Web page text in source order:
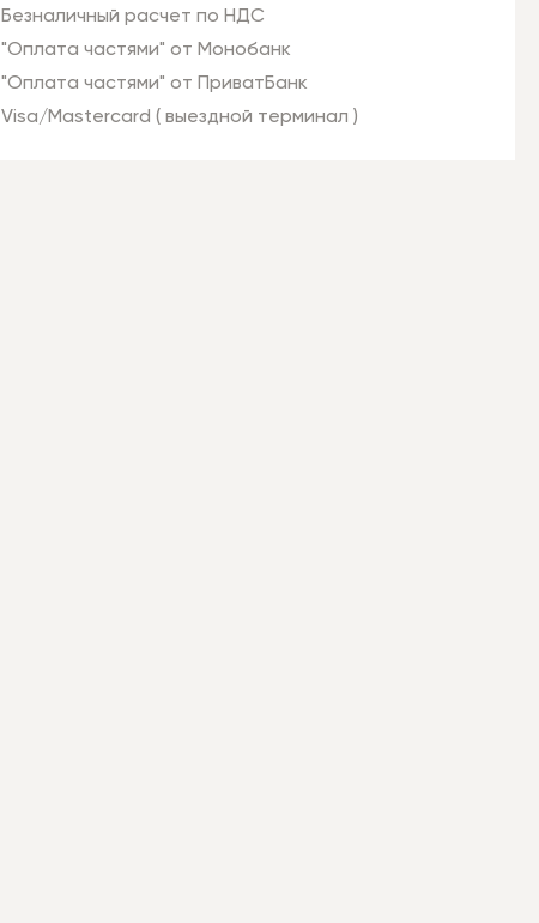
Безналичный расчет по НДС
"Оплата частями" от Монобанк
"Оплата частями" от ПриватБанк
Visa/Mastercard ( выездной терминал )